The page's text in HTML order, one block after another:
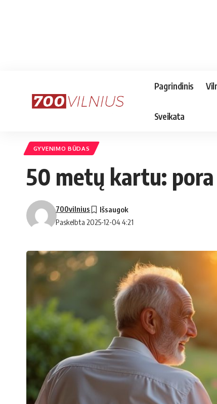
Pagrindinis
Sveikata
GYVENIMO BŪDAS
50 metų kartu:
Paskelbta 2025-12-04 4:21
700vilnius